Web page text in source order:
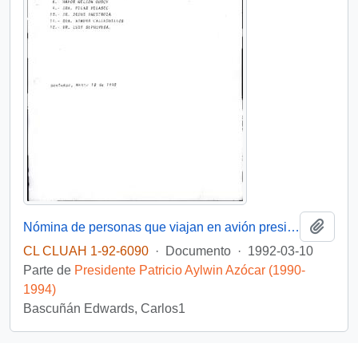
Nómina de personas que viajan en avión presidencial: día 12 marzo 09:30 hrs. Salon Vip, Pudahuel
CL CLUAH 1-92-6090 · Documento · 1992-03-10
Parte de Presidente Patricio Aylwin Azócar (1990-
1994)
Bascuñán Edwards, Carlos1